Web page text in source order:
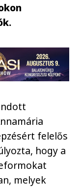
felelős
hogy a
melyek